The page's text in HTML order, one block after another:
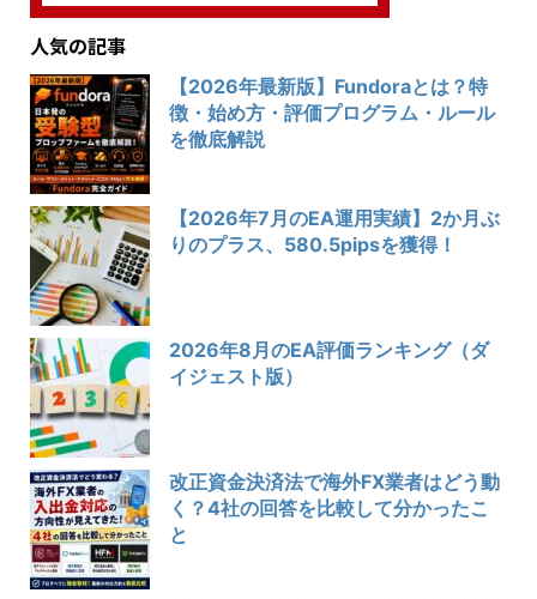
人気の記事
【2026年最新版】Fundoraとは？特
徴・始め方・評価プログラム・ルール
を徹底解説
【2026年7月のEA運用実績】2か月ぶ
りのプラス、580.5pipsを獲得！
2026年8月のEA評価ランキング（ダ
イジェスト版）
改正資金決済法で海外FX業者はどう動
く？4社の回答を比較して分かったこ
と